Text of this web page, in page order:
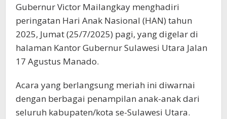
Gubernur Victor Mailangkay menghadiri
peringatan Hari Anak Nasional (HAN) tahun
2025, Jumat (25/7/2025) pagi, yang digelar di
halaman Kantor Gubernur Sulawesi Utara Jalan
17 Agustus Manado.
Acara yang berlangsung meriah ini diwarnai
dengan berbagai penampilan anak-anak dari
seluruh kabupaten/kota se-Sulawesi Utara.